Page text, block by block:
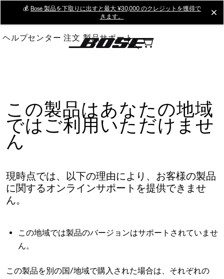
Main
💰 Bose 製品を下取りに出すと最大 ¥30,000 のクレジットを獲得で
きます。
ヘルプセンター 注文 製品サポート
この製品はあなたの地域
ではご利用いただけませ
ん
現時点では、以下の理由により、お客様の製品
に関するオンラインサポートを提供できませ
ん。
この地域では製品のバージョンはサポートされていませ
ん。
この製品を別の国/地域で購入された場合は、それぞれの